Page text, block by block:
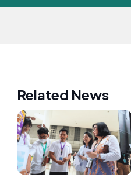
Related News